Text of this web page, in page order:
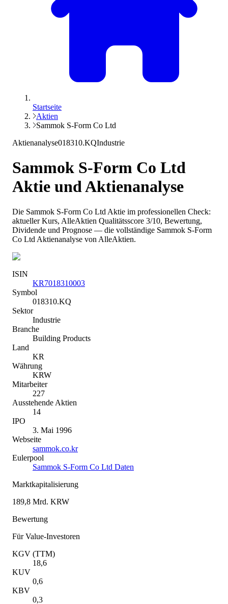
Startseite
Aktien
Sammok S-Form Co Ltd
Aktienanalyse018310.KQIndustrie
Sammok S-Form Co Ltd
Aktie und Aktienanalyse
Die Sammok S-Form Co Ltd Aktie im professionellen Check:
aktueller Kurs, AlleAktien Qualitätsscore 3/10, Bewertung,
Dividende und Prognose — die vollständige Sammok S-Form
Co Ltd Aktienanalyse von AlleAktien.
ISIN
KR7018310003
Symbol
018310.KQ
Sektor
Industrie
Branche
Building Products
Land
KR
Währung
KRW
Mitarbeiter
227
Ausstehende Aktien
14
IPO
3. Mai 1996
Webseite
sammok.co.kr
Eulerpool
Sammok S-Form Co Ltd Daten
Marktkapitalisierung
189,8 Mrd. KRW
Bewertung
Für Value-Investoren
KGV (TTM)
18,6
KUV
0,6
KBV
0,3